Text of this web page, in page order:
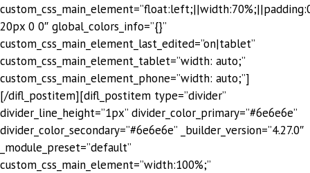
20px 0 0″ global_colors_info=”{}”
custom_css_main_element_last_edited=”on|tablet”
custom_css_main_element_tablet=”width: auto;”
custom_css_main_element_phone=”width: auto;”]
[/difl_postitem][difl_postitem type=”divider”
divider_line_height=”1px” divider_color_primary=”#6e6e6e”
divider_color_secondary=”#6e6e6e” _builder_version=”4.27.0″
_module_preset=”default”
custom_css_main_element=”width:100%;”